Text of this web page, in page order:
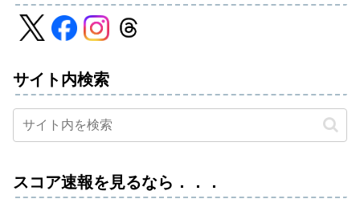
サイト内検索
スコア速報を見るなら．．．